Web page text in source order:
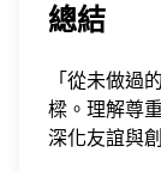
總結
「從未做過
樑。理解尊
深化友誼與